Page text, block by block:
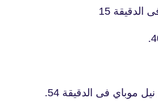
نيل موباي فى الدقيقة 54.